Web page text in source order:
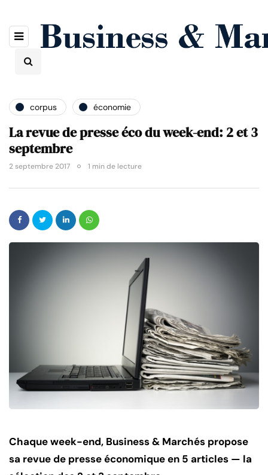
corpus économie
La revue de presse éco du week-end: 2 et 3
septembre
2 septembre 2017 1 min de lecture
Chaque week-end, Business & Marchés propose
sa revue de presse économique en 5 articles — la